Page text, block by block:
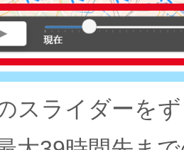
スライダーを